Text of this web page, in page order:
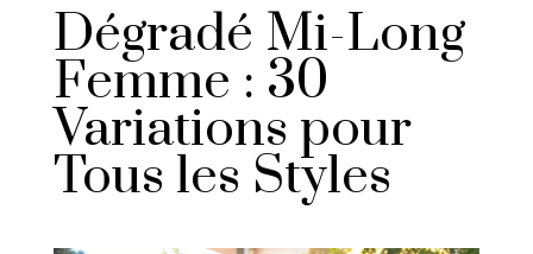
Dégradé Mi-Long
Femme : 30
Variations pour
Tous les Styles